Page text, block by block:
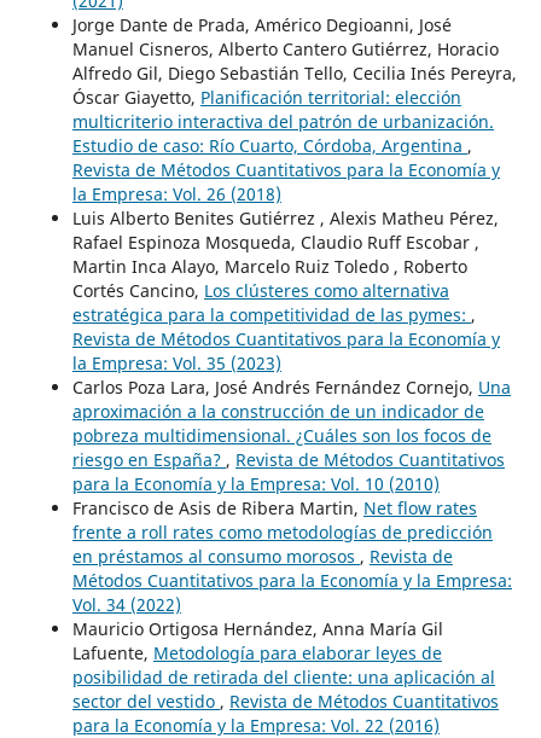
Jorge Dante de Prada, Américo Degioanni, José
Manuel Cisneros, Alberto Cantero Gutiérrez, Horacio
Alfredo Gil, Diego Sebastián Tello, Cecilia Inés Pereyra,
Óscar Giayetto, Planificación territorial: elección
multicriterio interactiva del patrón de urbanización.
Estudio de caso: Río Cuarto, Córdoba, Argentina ,
Revista de Métodos Cuantitativos para la Economía y
la Empresa: Vol. 26 (2018)
Luis Alberto Benites Gutiérrez , Alexis Matheu Pérez,
Rafael Espinoza Mosqueda, Claudio Ruff Escobar ,
Martin Inca Alayo, Marcelo Ruiz Toledo , Roberto
Cortés Cancino, Los clústeres como alternativa
estratégica para la competitividad de las pymes: ,
Revista de Métodos Cuantitativos para la Economía y
la Empresa: Vol. 35 (2023)
Carlos Poza Lara, José Andrés Fernández Cornejo, Una
aproximación a la construcción de un indicador de
pobreza multidimensional. ¿Cuáles son los focos de
riesgo en España? , Revista de Métodos Cuantitativos
para la Economía y la Empresa: Vol. 10 (2010)
Francisco de Asis de Ribera Martin, Net flow rates
frente a roll rates como metodologías de predicción
en préstamos al consumo morosos , Revista de
Métodos Cuantitativos para la Economía y la Empresa:
Vol. 34 (2022)
Mauricio Ortigosa Hernández, Anna María Gil
Lafuente, Metodología para elaborar leyes de
posibilidad de retirada del cliente: una aplicación al
sector del vestido , Revista de Métodos Cuantitativos
para la Economía y la Empresa: Vol. 22 (2016)